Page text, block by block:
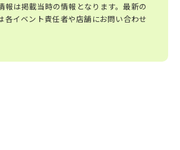
は掲載当時の情報となります。最新の
各イベント責任者や店舗にお問い合わせ